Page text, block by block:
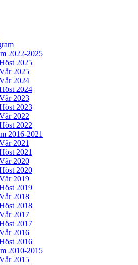
2022-2025
Höst 2025
Vår 2025
Vår 2024
Höst 2024
Vår 2023
Höst 2023
Vår 2022
Höst 2022
2016-2021
Vår 2021
Höst 2021
Vår 2020
Höst 2020
Vår 2019
Höst 2019
Vår 2018
Höst 2018
Vår 2017
Höst 2017
Vår 2016
Höst 2016
2010-2015
Vår 2015